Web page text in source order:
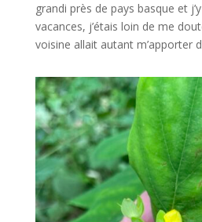
grandi près de pays basque et
vacances, j’étais loin de me
voisine allait autant m’apporter